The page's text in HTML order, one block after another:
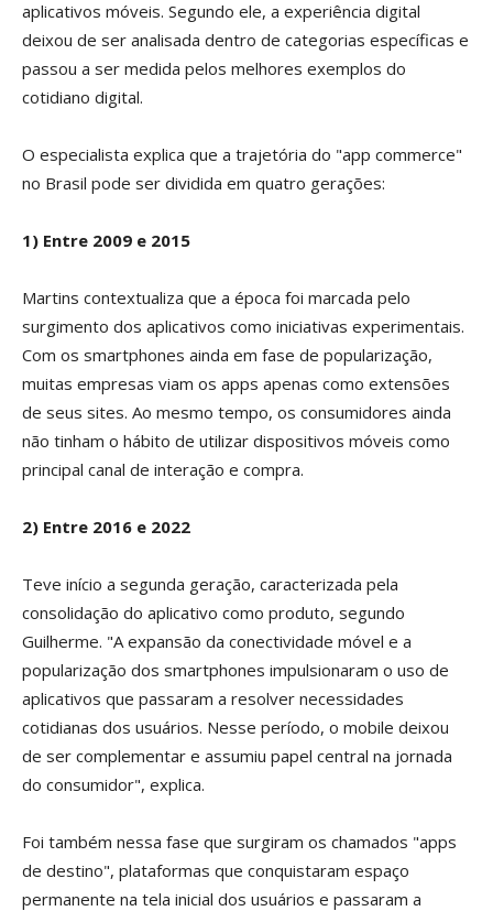
aplicativos móveis. Segundo ele, a experiência digital
deixou de ser analisada dentro de categorias específicas e
passou a ser medida pelos melhores exemplos do
cotidiano digital.
O especialista explica que a trajetória do "app commerce"
no Brasil pode ser dividida em quatro gerações:
1) Entre 2009 e 2015
Martins contextualiza que a época foi marcada pelo
surgimento dos aplicativos como iniciativas experimentais.
Com os smartphones ainda em fase de popularização,
muitas empresas viam os apps apenas como extensões
de seus sites. Ao mesmo tempo, os consumidores ainda
não tinham o hábito de utilizar dispositivos móveis como
principal canal de interação e compra.
2) Entre 2016 e 2022
Teve início a segunda geração, caracterizada pela
consolidação do aplicativo como produto, segundo
Guilherme. "A expansão da conectividade móvel e a
popularização dos smartphones impulsionaram o uso de
aplicativos que passaram a resolver necessidades
cotidianas dos usuários. Nesse período, o mobile deixou
de ser complementar e assumiu papel central na jornada
do consumidor", explica.
Foi também nessa fase que surgiram os chamados "apps
de destino", plataformas que conquistaram espaço
permanente na tela inicial dos usuários e passaram a